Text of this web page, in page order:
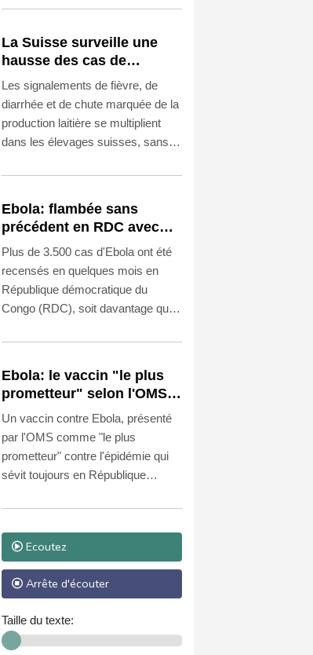
crise prolongée que traverse l'île.
La Suisse surveille une
hausse des cas de
maladie d'origine
inconnue chez les vaches
Les signalements de fièvre, de
diarrhée et de chute marquée de la
production laitière se multiplient
dans les élevages suisses, sans
encore connue, ont indiqué
Ebola: flambée sans
précédent en RDC avec
plus de 3.500 cas
Plus de 3.500 cas d'Ebola ont été
recensés en quelques mois en
République démocratique du
Congo (RDC), soit davantage que
de l'histoire du pays entre 2018 et
vendredi par les autorités
congolaises.
Ebola: le vaccin "le plus
prometteur" selon l'OMS
va être développé par un
groupe singapourien
Un vaccin contre Ebola, présenté
par l'OMS comme "le plus
prometteur" contre l'épidémie qui
sévit toujours en République
développé par Hilleman
Laboratories, basé à Singapour, a
annoncé ce groupe jeudi.
Ecoutez
Arrête d'écouter
Taille du texte: